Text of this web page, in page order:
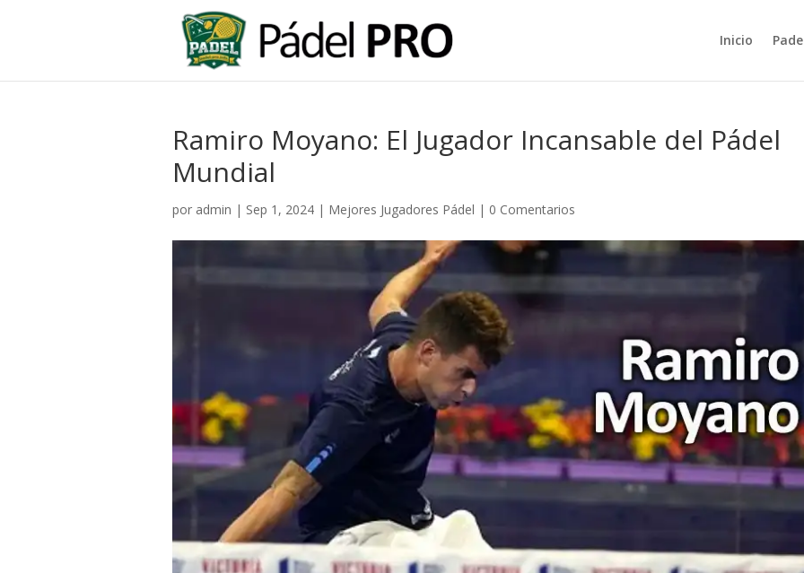
Inicio
Ramiro Moyano: El Jugador Incansable del Pádel
Mundial
por admin | Sep 1, 2024 | Mejores Jugadores Pádel | 0 Comentarios